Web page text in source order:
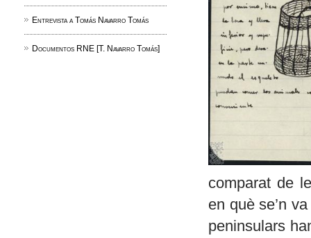
Entrevista a Tomás Navarro Tomás
Documentos RNE [T. Navarro Tomás]
comparat de
en què se’n
peninsulars